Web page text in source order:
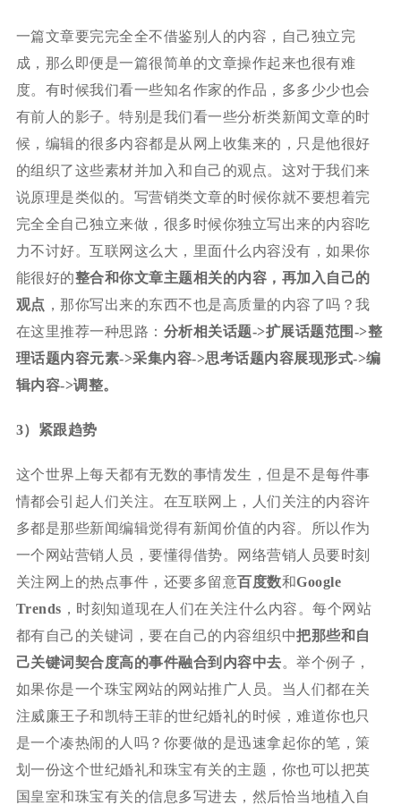
一篇文章要完完全全不借鉴别人的内容，自己独立完
成，那么即便是一篇很简单的文章操作起来也很有难
度。有时候我们看一些知名作家的作品，多多少少也会
有前人的影子。特别是我们看一些分析类新闻文章的时
候，编辑的很多内容都是从网上收集来的，只是他很好
的组织了这些素材并加入和自己的观点。这对于我们来
说原理是类似的。写营销类文章的时候你就不要想着完
完全全自己独立来做，很多时候你独立写出来的内容吃
力不讨好。互联网这么大，里面什么内容没有，如果你
能很好的整合和你文章主题相关的内容，再加入自己的
观点 ，那你写出来的东西不也是高质量的内容了吗？我
在这里推荐一种思路： 分析相关话题->扩展话题范围->整
理话题内容元素->采集内容->思考话题内容展现形式->编
辑内容->调整。
3）紧跟趋势
这个世界上每天都有无数的事情发生，但是不是每件事
情都会引起人们关注。在互联网上，人们关注的内容许
多都是那些新闻编辑觉得有新闻价值的内容。所以作为
一个网站营销人员，要懂得借势。网络营销人员要时刻
关注网上的热点事件，还要多留意百度数和Google
Trends ，时刻知道现在人们在关注什么内容。每个网站
都有自己的关键词，要在自己的内容组织中把那些和自
己关键词契合度高的事件融合到内容中去。举个例子，
如果你是一个珠宝网站的网站推广人员。当人们都在关
注威廉王子和凯特王菲的世纪婚礼的时候，难道你也只
是一个凑热闹的人吗？你要做的是迅速拿起你的笔，策
划一份这个世纪婚礼和珠宝有关的主题，你也可以把英
国皇室和珠宝有关的信息多写进去，然后恰当地植入自